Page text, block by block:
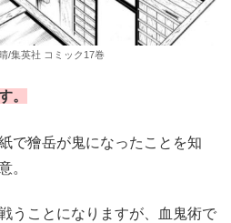
/集英社 コミック17巻
。
で獪岳が鬼になったことを知
。
うことになりますが、血鬼術で